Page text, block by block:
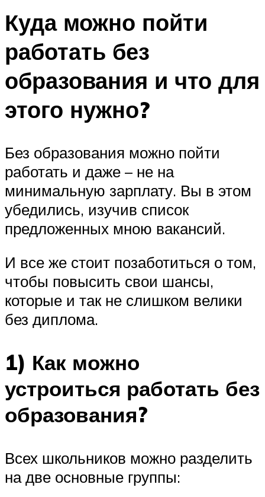
Куда можно пойти
работать без
образования и что для
этого нужно?
Без образования можно пойти
работать и даже – не на
минимальную зарплату. Вы в этом
убедились, изучив список
предложенных мною вакансий.
И все же стоит позаботиться о том,
чтобы повысить свои шансы,
которые и так не слишком велики
без диплома.
1) Как можно
устроиться работать без
образования?
Всех школьников можно разделить
на две основные группы: